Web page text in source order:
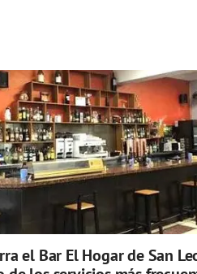
el Bar El Hogar de San